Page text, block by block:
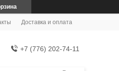
Доставка и оплата
+7 (776) 202-74-11